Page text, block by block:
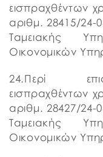
εισπραχθέντων
αριθμ. 28415/24-
Ταμειακής
Οικονομικών
24.Περί
εισπραχθέντων
αριθμ. 28427/24-
Ταμειακής
Οικονομικών